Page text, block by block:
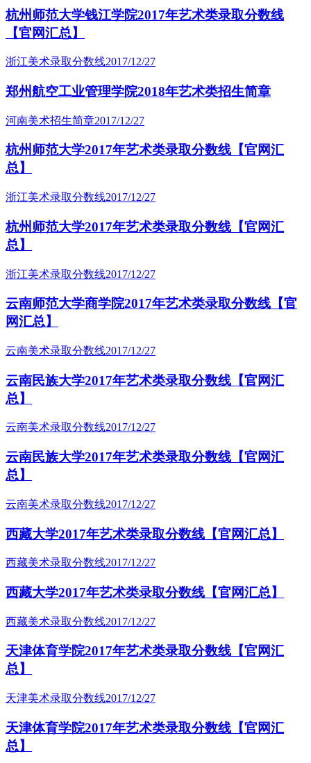
杭州师范大学钱江学院2017年艺术类录取分数线
【官网汇总】
浙江美术录取分数线2017/12/27
郑州航空工业管理学院2018年艺术类招生简章
河南美术招生简章2017/12/27
杭州师范大学2017年艺术类录取分数线【官网汇
总】
浙江美术录取分数线2017/12/27
杭州师范大学2017年艺术类录取分数线【官网汇
总】
浙江美术录取分数线2017/12/27
云南师范大学商学院2017年艺术类录取分数线【官
网汇总】
云南美术录取分数线2017/12/27
云南民族大学2017年艺术类录取分数线【官网汇
总】
云南美术录取分数线2017/12/27
云南民族大学2017年艺术类录取分数线【官网汇
总】
云南美术录取分数线2017/12/27
西藏大学2017年艺术类录取分数线【官网汇总】
西藏美术录取分数线2017/12/27
西藏大学2017年艺术类录取分数线【官网汇总】
西藏美术录取分数线2017/12/27
天津体育学院2017年艺术类录取分数线【官网汇
总】
天津美术录取分数线2017/12/27
天津体育学院2017年艺术类录取分数线【官网汇
总】